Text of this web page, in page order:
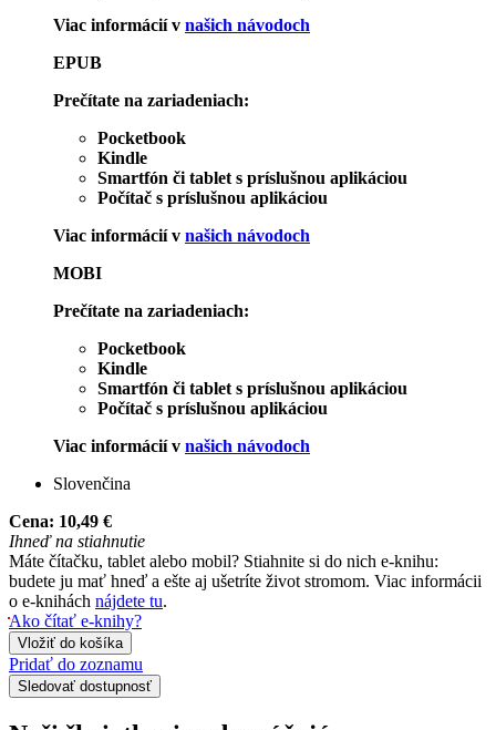
Viac informácií v našich návodoch
EPUB
Prečítate na zariadeniach:
Pocketbook
Kindle
Smartfón či tablet s príslušnou aplikáciou
Počítač s príslušnou aplikáciou
Viac informácií v našich návodoch
MOBI
Prečítate na zariadeniach:
Pocketbook
Kindle
Smartfón či tablet s príslušnou aplikáciou
Počítač s príslušnou aplikáciou
Viac informácií v našich návodoch
Slovenčina
Cena: 10,49 €
Ihneď na stiahnutie
Máte čítačku, tablet alebo mobil? Stiahnite si do nich e-knihu:
budete ju mať hneď a ešte aj ušetríte život stromom. Viac informácii
o e-knihách nájdete tu.
Ako čítať e-knihy?
Vložiť do košíka
Pridať do zoznamu
Sledovať dostupnosť